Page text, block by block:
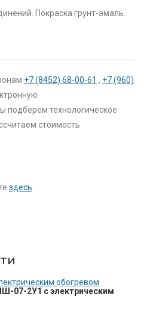
Покраска грунт-эмаль.
+7 (8452) 68-00-61 , +7 (960)
подберем технологическое
стоимость
здесь
07-2У1 с электрическим